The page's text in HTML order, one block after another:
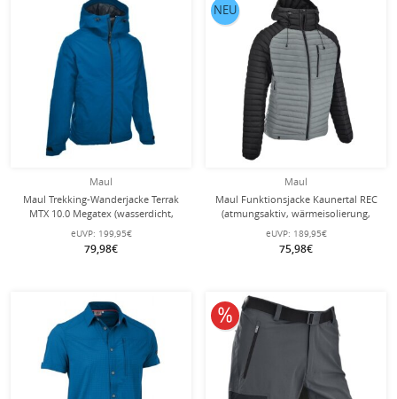
Maul
Maul Trekking-Wanderjacke Terrak
MTX 10.0 Megatex (wasserdicht,
winddicht, atmungsaktiv) blau
Herren
eUVP: 199,95€
79,98€
Maul
Maul Funktionsjacke Kaunertal REC
(atmungsaktiv, wärmeisolierung,
wasserabweisend) grau/schwarz
Herren
eUVP: 189,95€
75,98€
NEU
10% reduziert